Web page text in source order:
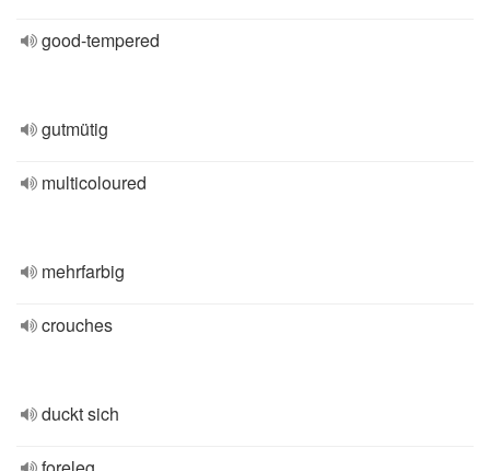
good-tempered
gutmütig
multicoloured
mehrfarbig
crouches
duckt sich